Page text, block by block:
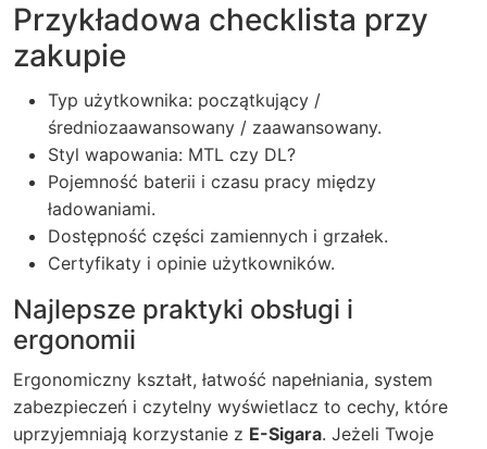
Przykładowa checklista przy
zakupie
Typ użytkownika: początkujący /
średniozaawansowany / zaawansowany.
Styl wapowania: MTL czy DL?
Pojemność baterii i czasu pracy między
ładowaniami.
Dostępność części zamiennych i grzałek.
Certyfikaty i opinie użytkowników.
Najlepsze praktyki obsługi i
ergonomii
Ergonomiczny kształt, łatwość napełniania, system
zabezpieczeń i czytelny wyświetlacz to cechy, które
uprzyjemniają korzystanie z E-Sigara. Jeżeli Twoje